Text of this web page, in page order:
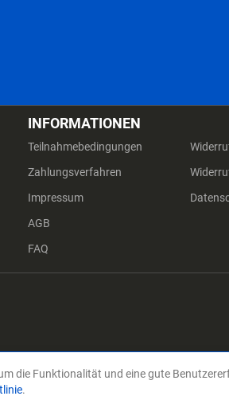
INFORMATIONEN
Teilnahmebedingungen
Zahlungsverfahren
Impressum
AGB
FAQ
die Funktionalität und eine gute
.